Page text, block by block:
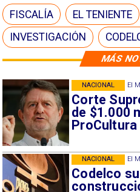
MÁS
El
Corte
de $1.000
ProCultura
NACIONAL
El
Codelco
NACIONAL
FISCALÍA EL TENIENTE
INVESTIGACIÓN